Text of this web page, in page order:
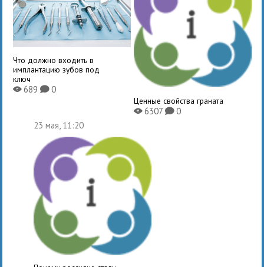
Что должно входить в
имплантацию зубов под
ключ
X689K0
Ценные свойства граната
X6307 K0
23 мая, 11:20